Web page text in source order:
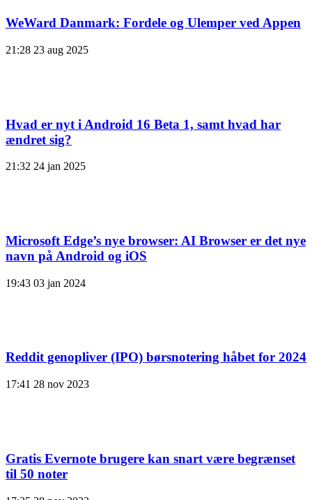
WeWard Danmark: Fordele og Ulemper ved Appen
21:28 23 aug 2025
Hvad er nyt i Android 16 Beta 1, samt hvad har
ændret sig?
21:32 24 jan 2025
Microsoft Edge’s nye browser: AI Browser er det nye
navn på Android og iOS
19:43 03 jan 2024
Reddit genopliver (IPO) børsnotering håbet for 2024
17:41 28 nov 2023
Gratis Evernote brugere kan snart være begrænset
til 50 noter